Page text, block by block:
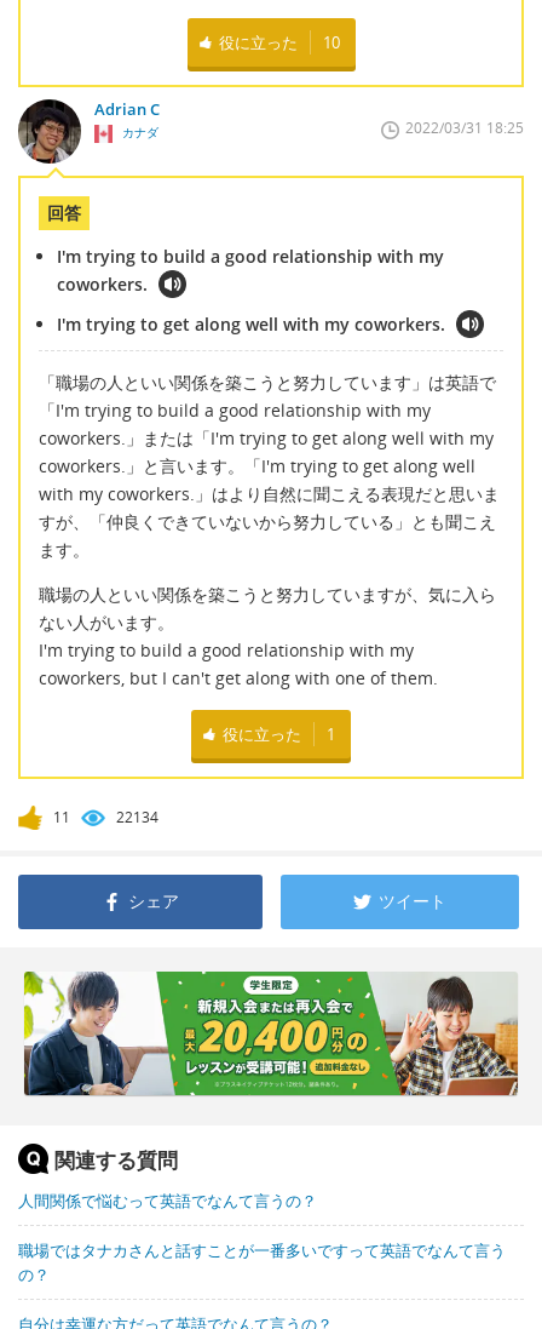
役に立った 10
Adrian C
カナダ 2022/03/31 18:25
回答
I'm trying to build a good relationship with my
coworkers.
I'm trying to get along well with my coworkers.
「職場の人といい関係を築こうと努力しています」は英語で
「I'm trying to build a good relationship with my
coworkers.」または「I'm trying to get along well with my
coworkers.」と言います。「I'm trying to get along well
with my coworkers.」はより自然に聞こえる表現だと思いま
すが、「仲良くできていないから努力している」とも聞こえ
ます。
職場の人といい関係を築こうと努力していますが、気に入ら
ない人がいます。
I'm trying to build a good relationship with my
coworkers, but I can't get along with one of them.
役に立った 1
11 22134
シェア ツイート
関連する質問
人間関係で悩むって英語でなんて言うの？
職場ではタナカさんと話すことが一番多いですって英語でなんて言う
の？
自分は幸運な方だって英語でなんて言うの？